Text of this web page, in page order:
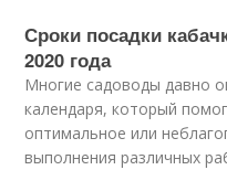
Сроки посадки
2020 года
Многие садоводы давно
календаря, который
оптимальное или
выполнения различных